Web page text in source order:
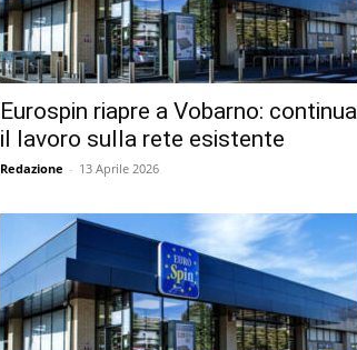
Eurospin riapre a Vobarno: continua
il lavoro sulla rete esistente
Redazione - 13 Aprile 2026